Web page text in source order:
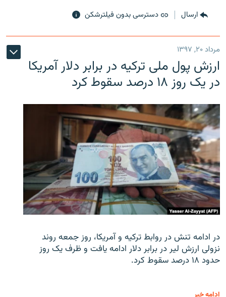
ارسال دسترسی بدون فیلترشکن
مرداد ۲۰, ۱۳۹۷
ارزش پول ملی ترکیه در برابر دلار آمریکا
در یک روز ۱۸ درصد سقوط کرد
در ادامه تنش در روابط ترکیه و آمریکا، روز جمعه روند
نزولی ارزش لیر در برابر دلار ادامه یافت و ظرف یک روز
حدود ۱۸ درصد سقوط کرد.
ادامه خبر